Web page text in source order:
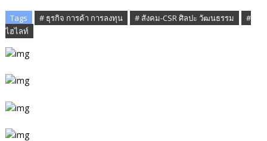
Tags # ธุรกิจ การค้า การลงทุน # สังคม-CSR ศิลปะ วัฒนธรรม
#
ไฮไลท์